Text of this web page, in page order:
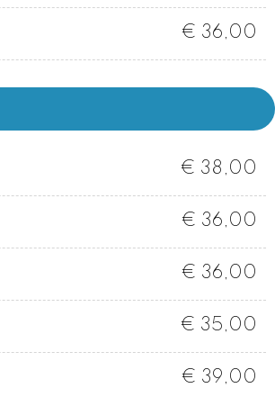
€ 36,00
€ 38,00
€ 36,00
€ 36,00
€ 35,00
€ 39,00